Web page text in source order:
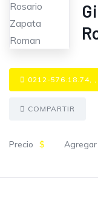
0212-576.18.74,
COMPARTIR
Precio $ Agregar